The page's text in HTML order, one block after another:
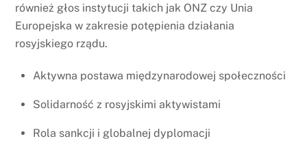
również głos instytucji takich jak ONZ czy Unia
Europejska w zakresie potępienia działania
rosyjskiego rządu.
Aktywna postawa międzynarodowej społeczności
Solidarność z rosyjskimi aktywistami
Rola sankcji i globalnej dyplomacji